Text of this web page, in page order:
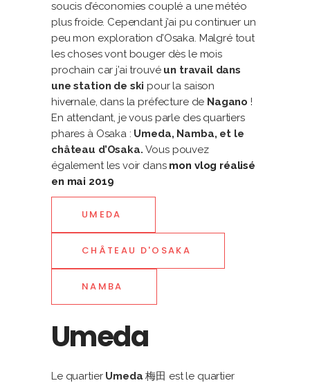
soucis d’économies couplé a une météo
plus froide. Cependant j’ai pu continuer un
peu mon exploration d’Osaka. Malgré tout
les choses vont bouger dès le mois
prochain car j’ai trouvé un travail dans
une station de ski pour la saison
hivernale, dans la préfecture de Nagano !
En attendant, je vous parle des quartiers
phares à Osaka : Umeda, Namba, et le
château d’Osaka.Vous pouvez
également les voir dans mon vlog réalisé
en mai 2019
UMEDA
CHÂTEAU D'OSAKA
NAMBA
Umeda
Le quartier Umeda 梅田 est le quartier